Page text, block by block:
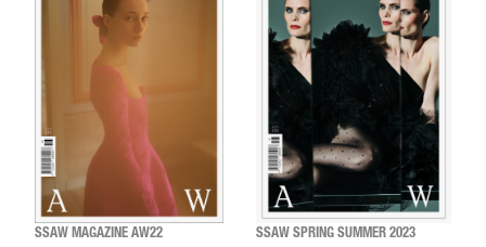
SSAW MAGAZINE AW22 SSAW SPRING SUMMER 2023